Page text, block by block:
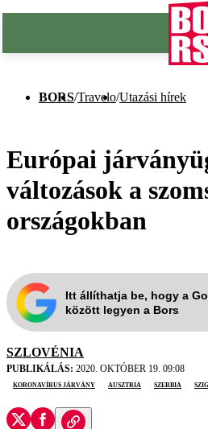
BORS/Travelo/Utazási hírek
Európai
változások a
országokban
Itt állíthatja be, hogy a
között legyen a Bors
SZLOVÉNIA
PUBLIKÁLÁS: 2020. OKTÓBER 19. 09:08
koronavírus járvány
Ausztria Szerbia